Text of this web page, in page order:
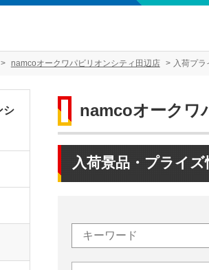
namcoオークワパビリオンシティ田辺店 入荷プラ
namcoオークワ
入荷景品・プライズ
シ